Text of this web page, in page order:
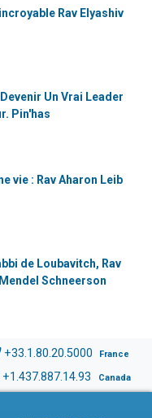
Rav Elyashiv
Un Vrai Leader
Pin'has
vie : Rav Aharon Leib
de Loubavitch, Rav
Schneerson
+33.1.80.20.5000 France
+1.437.887.14.93 Canada